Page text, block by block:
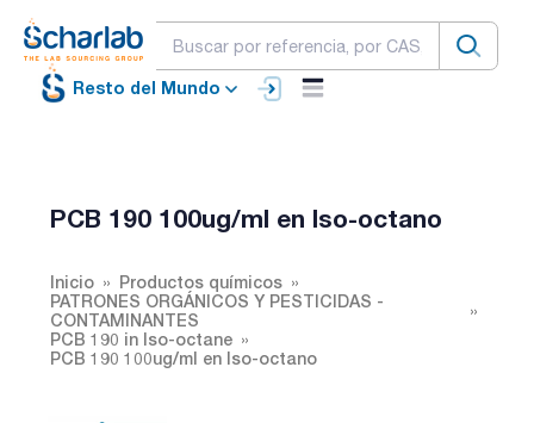
Resto del Mundo
PCB 190 100ug/ml en Iso-octano
Inicio
Productos químicos
PATRONES ORGÁNICOS Y PESTICIDAS -
CONTAMINANTES
PCB 190 in Iso-octane
PCB 190 100ug/ml en Iso-octano